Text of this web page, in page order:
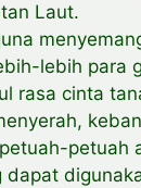
Laut.
lebih para
rasa cinta
petuah
dapat